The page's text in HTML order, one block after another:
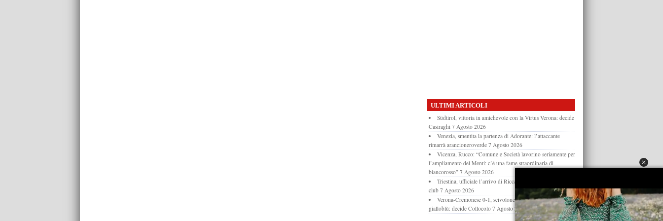
ULTIMI ARTICOLI
Südtirol, vittoria in amichevole con la Virtus Verona: decide
Casiraghi 7 Agosto 2026
Venezia, smentita la partenza di Adorante: l’attaccante
rimarrà arancioneroverde 7 Agosto 2026
Vicenza, Rucco: “Comune e Società lavorino seriamente per
l’ampliamento del Menti: c’è una fame straordinaria di
biancorosso” 7 Agosto 2026
Triestina, ufficiale l’arrivo di Riccardo Bongelli: la nota del
club 7 Agosto 2026
Verona-Cremonese 0-1, scivolone in amichevole per i
gialloblù: decide Collocolo 7 Agosto 2026